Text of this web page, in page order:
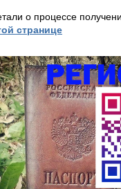
о процессе
странице